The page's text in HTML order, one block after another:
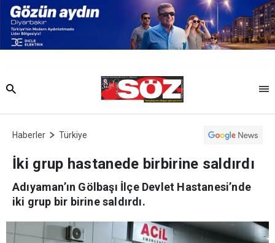
Haberler Türkiye
İki grup hastanede birbirine saldırdı
Adıyaman’ın Gölbaşı İlçe Devlet Hastanesi’nde
iki grup bir birine saldırdı.